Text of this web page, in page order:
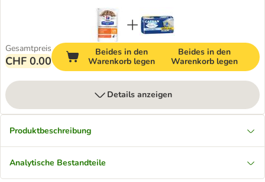
Gesamtpreis
CHF 0.00
Beides in den
Warenkorb legen
Beides in den
Warenkorb legen
Details anzeigen
Produktbeschreibung
Analytische Bestandteile